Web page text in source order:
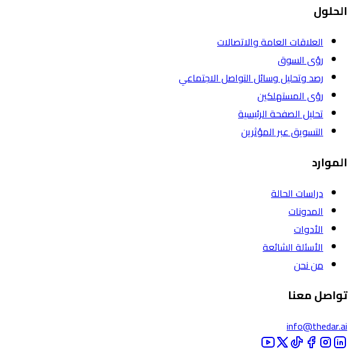
الحلول
العلاقات العامة والاتصالات
رؤى السوق
رصد وتحليل وسائل التواصل الاجتماعي
رؤى المستهلكين
تحليل الصفحة الرئيسية
التسويق عبر المؤثرين
الموارد
دراسات الحالة
المدونات
الأدوات
الأسئلة الشائعة
من نحن
تواصل معنا
info@thedar.ai